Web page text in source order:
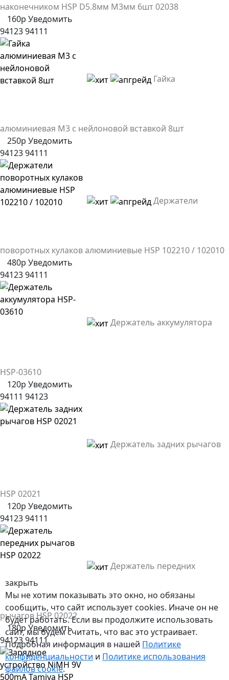
закрыть
Мы не хотим показывать это окно, но обязаны
сообщить, что сайт использует cookies. Иначе он не
будет работать. Если вы продолжите использовать
сайт, мы будем считать, что вас это устраивает.
Подробная информация в нашей Политике
конфиденциальности и Политике использования
файлов сookie.
наконечником HSP D5.8мм M3мм 6шт 02038
160р Уведомить
9412394111
Гайка
алюминиевая М3 с нейлоновой вставкой 8шт
250р Уведомить
9412394111
Держатели
поворотных кулаков алюминиевые HSP 102210 / 102010
480р Уведомить
9412394111
Держатель аккумулятора
HSP-03610
120р Уведомить
94111 94123
Держатель задних рычагов
HSP 02021
120р Уведомить
9412394111
Держатель передних
рычагов HSP 02022
180рУведомить
9412394111